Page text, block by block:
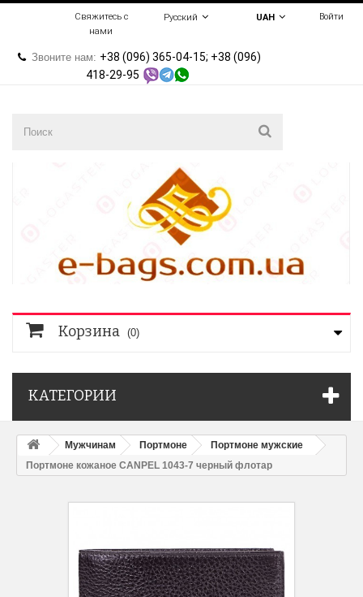
Войти
UAH
Русский
Свяжитесь с
нами
Звоните нам: +38 (096) 365-04-15; +38 (096)
418-29-95
Корзина (0)
КАТЕГОРИИ
Мужчинам Портмоне
Портмоне мужские
Портмоне кожаное CANPEL 1043-7 черный флотар